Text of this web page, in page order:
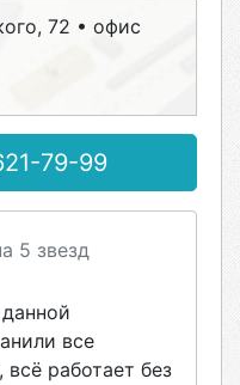
72 • офис
79-99
5 звезд
все
всё работает без